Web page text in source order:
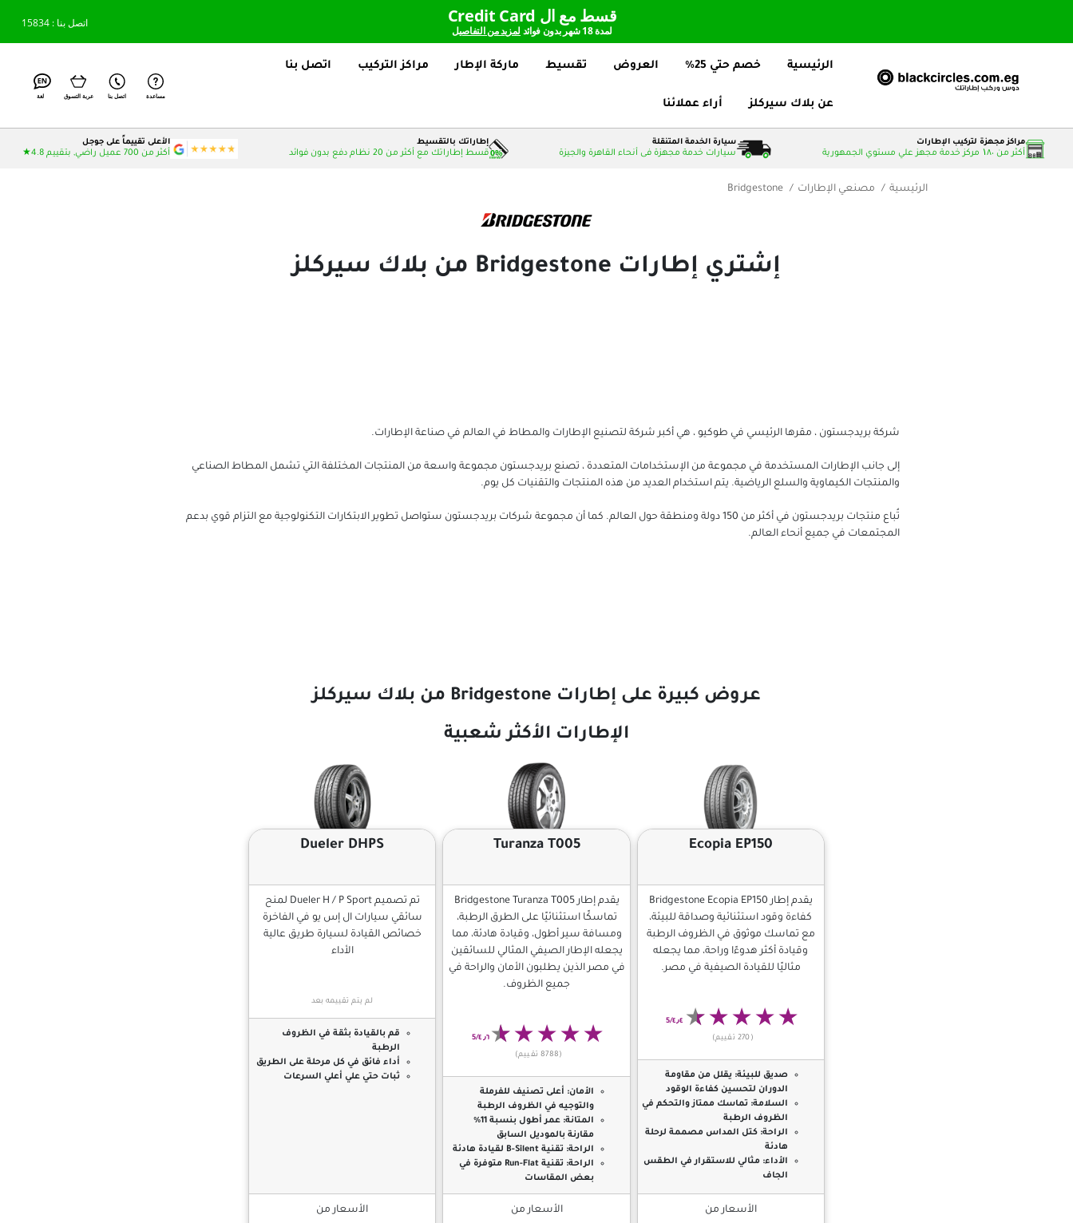
اتصل بنا : 15834 قسط مع ال Credit Card
لمدة 18 شهر بدون فوائد لمزيد من التفاصيل
الرئيسية خصم حتي 25% العروض تقسيط ماركة الإطار مراكز التركيب اتصل بنا
عن بلاك سيركلز أراء عملائنا
مساعدة اتصل بنا عربة التسوق لغة
مراكز مجهزة لتركيب الإطارات
أكثر من ۱٨٠ مركز خدمة مجهز علي مستوي الجمهورية
سيارة الخدمة المتنقلة
سيارات خدمة مجهزة فى أنحاء القاهرة والجيزة
إطاراتك بالتقسيط
قسط إطاراتك مع أكثر من 20 نظام دفع بدون فوائد
الأعلى تقييماً على جوجل
أكثر من 700 عميل راضي, بتقييم 4.8★
الرئيسية مصنعي الإطارات Bridgestone
إشتري إطارات Bridgestone من بلاك سيركلز
شركة بريدجستون ، مقرها الرئيسي في طوكيو ، هي أكبر شركة لتصنيع الإطارات والمطاط في العالم في صناعة الإطارات.
إلى جانب الإطارات المستخدمة في مجموعة من الإستخدامات المتعددة ، تصنع بريدجستون مجموعة واسعة من المنتجات المختلفة التي تشمل المطاط الصناعي
والمنتجات الكيماوية والسلع الرياضية. يتم استخدام العديد من هذه المنتجات والتقنيات كل يوم.
تُباع منتجات بريدجستون في أكثر من 150 دولة ومنطقة حول العالم. كما أن مجموعة شركات بريدجستون ستواصل تطوير الابتكارات التكنولوجية مع التزام قوي بدعم
المجتمعات في جميع أنحاء العالم.
عروض كبيرة على إطارات Bridgestone من بلاك سيركلز
الإطارات الأكثر شعبية
Ecopia EP150
يقدم إطار Bridgestone Ecopia EP150
كفاءة وقود استثنائية وصداقة للبيئة،
مع تماسك موثوق في الظروف الرطبة
وقيادة أكثر هدوءًا وراحة، مما يجعله
مثاليًا للقيادة الصيفية في مصر.
٤٫٤/5
(270 تقييم)
صديق للبيئة: يقلل من مقاومة
الدوران لتحسين كفاءة الوقود
السلامة: تماسك ممتاز والتحكم في
الظروف الرطبة
الراحة: كتل المداس مصممة لرحلة
هادئة
الأداء: مثالي للاستقرار في الطقس
الجاف
الأسعار من
Turanza T005
يقدم إطار Bridgestone Turanza T005
تماسكًا استثنائيًا على الطرق الرطبة،
ومسافة سير أطول، وقيادة هادئة، مما
يجعله الإطار الصيفي المثالي للسائقين
في مصر الذين يطلبون الأمان والراحة في
جميع الظروف.
٤٫٦/5
(8788 تقييم)
الأمان: أعلى تصنيف للفرملة
والتوجيه في الظروف الرطبة
المتانة:
عمر أطول بنسبة 11%
مقارنة بالموديل السابق
الراحة: تقنية B-Silent لقيادة هادئة
الراحة:
تقنية Run-Flat متوفرة في
بعض المقاسات
الأسعار من
Dueler DHPS
تم تصميم Dueler H / P Sport لمنح
سائقي سيارات ال إس يو في الفاخرة
خصائص القيادة لسيارة طريق عالية
الأداء
لم يتم تقييمه بعد
قم بالقيادة بثقة في الظروف
الرطبة
أداء فائق في كل مرحلة على الطريق
ثبات حتي علي أعلي السرعات
الأسعار من